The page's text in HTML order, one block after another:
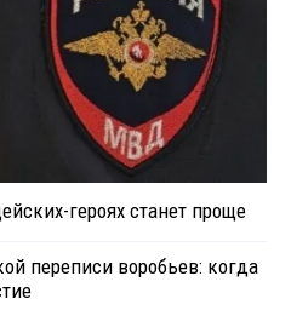
героях станет проще
переписи воробьев: когда